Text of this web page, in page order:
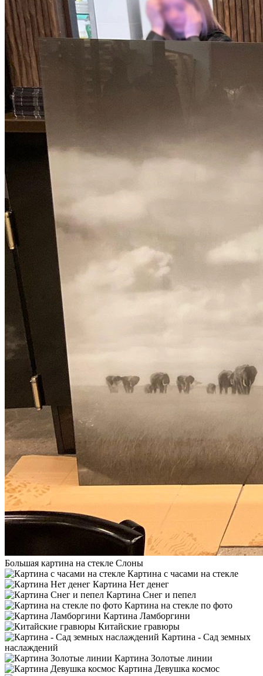
Большая картина на стекле Слоны
Картина с часами на стекле
Картина Нет денег
Картина Снег и пепел
Картина на стекле по фото
Картина Ламборгини
Китайские гравюры
Картина - Сад земных
наслаждений
Картина Золотые линии
Картина Девушка космос